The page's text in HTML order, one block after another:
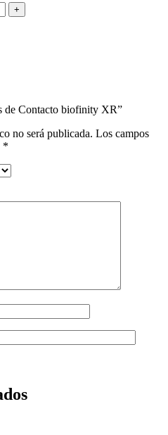
de Contacto biofinity XR”
no será publicada. Los campos
*